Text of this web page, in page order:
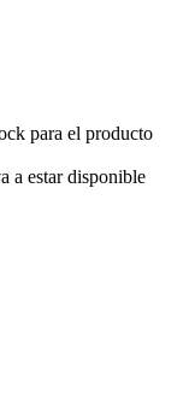
para el producto
a estar disponible